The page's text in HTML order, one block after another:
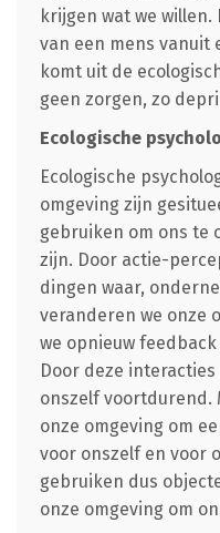
krijgen wat we willen.
van een mens vanuit
komt uit de
geen zorgen, zo
Ecologische
Ecologische
omgeving zijn
gebruiken om ons te
zijn. Door actie-
dingen waar,
veranderen we onze
we opnieuw
Door deze
onszelf voortdurend.
onze omgeving om
voor onszelf en voor
gebruiken dus
onze omgeving om